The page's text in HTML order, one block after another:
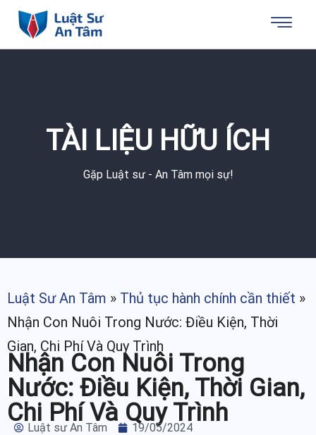
TÀI LIỆU HỮU ÍCH
Gặp Luật sư - An Tâm mọi sự!
Luật Sư An Tâm » Thủ tục hành chính cần thiết »
Nhận Con Nuôi Trong Nước: Điều Kiện, Thời
Gian, Chi Phí Và Quy Trình
Nhận Con Nuôi Trong
Nước: Điều Kiện, Thời Gian,
Chi Phí Và Quy Trình
Luật sư An Tâm
19/05/2024